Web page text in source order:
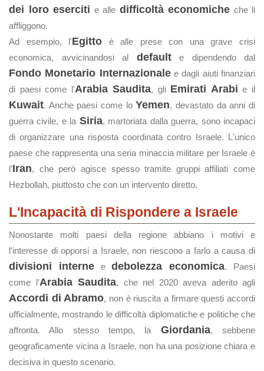
dei loro eserciti e alle difficoltà economiche che li
affliggono.
Ad esempio, l'Egitto è alle prese con una grave crisi
economica, avvicinandosi al defaulte dipendendo dal
Fondo Monetario Internazionalee dagli aiuti finanziari
di paesi come l'Arabia Saudita, gli Emirati Arabi e il
Kuwait. Anche paesi come loYemen, devastato da anni di
guerra civile, e la Siria, martoriata dalla guerra, sono incapaci
di organizzare una risposta coordinata contro Israele. L'unico
paese che rappresenta una seria minaccia militare per Israele è
l'Iran, che però agisce spesso tramite gruppi affiliati come
Hezbollah, piuttosto che con un intervento diretto.
L'Incapacità di Rispondere a Israele
Nonostante molti paesi della regione abbiano i motivi e
l'interesse di opporsi a Israele, non riescono a farlo a causa di
divisioni interneedebolezza economica. Paesi
come l'Arabia Saudita, che nel 2020 aveva aderito agli
Accordi di Abramo, non è riuscita a firmare questi accordi
ufficialmente, mostrando le difficoltà diplomatiche e politiche che
affronta. Allo stesso tempo, la Giordania, sebbene
geograficamente vicina a Israele, non ha una posizione chiara e
decisiva in questo scenario.